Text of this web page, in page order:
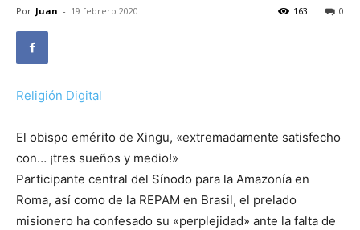
Por Juan - 19 febrero 2020 0
163
Religión Digital
El obispo emérito de Xingu, «extremadamente satisfecho
con… ¡tres sueños y medio!»
Participante central del Sínodo para la Amazonía en
Roma, así como de la REPAM en Brasil, el prelado
misionero ha confesado su «perplejidad» ante la falta de